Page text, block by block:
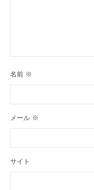
名前 ※
メール ※
サイト